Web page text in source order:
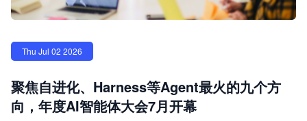
Thu Jul 02 2026
聚焦自进化、Harness等Agent最火的九个方
向，年度AI智能体大会7月开幕